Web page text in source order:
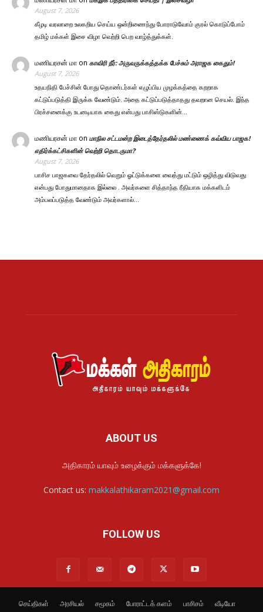
August 7, 2026
கீழடி வரலாறை உலகறிய செய்ய ஒன்றிணைந்து போராடுவோம் குரல் கொடுப்போம்
தமிழ் மக்கள் இசை விழா வெற்றி பெற வாழ்த்துக்கள்.
மணியரசன் மா on காவிரி நீர்: அருவருக்கத்தக்க பேச்சும் அராஜக கைதும்!
August 7, 2026
உதயநிதி பேச்சின் போது தொண்டர்கள் எழுப்பிய முழக்கத்தை கறறாக
கட்டுப்படுத்தி இருக்க வேண்டும். அதை கட்டுப்படுத்தாதது தவறான செயல். இந்த
பிரச்சனைக்கு உடனடியாக கைது என்பது பாசிஸ்டுகளின்…
மணியரசன் மா on மாநில சட்டமன்ற இடைத்தேர்தலில் மண்ணைக் கவ்விய பாஜக!
எதிர்க்கட்சிகளின் வெற்றி தொடருமா?
August 7, 2026
பாசிச பாஜகவை தேர்தலில் வெறும் ஓட்டுக்களை வைத்து மட்டும் ஒழித்து விடுவது
என்பது போதுமானதாக இல்லை . அவர்களை சித்தாந்த ரீதியாக மக்களிடம்
அம்பலப்படுத்த வேண்டும் அவர்களால்…
ABOUT US
அதிகாரம் யாவும் உழைக்கும் மக்களுக்கே!
Contact us: makkalathikaram2021@gmail.com
FOLLOW US
செய்திகள் அரசியல் சமூகம் போராட்டக் களம் பாசிசம்
வீடியோ